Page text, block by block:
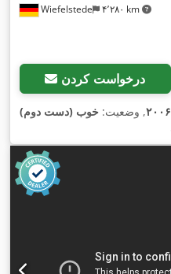
Wiefelstede ۴٬۲۸۰ km
درخواست کردن
۲۰۰۶, وضعیت: خوب (دست دوم)